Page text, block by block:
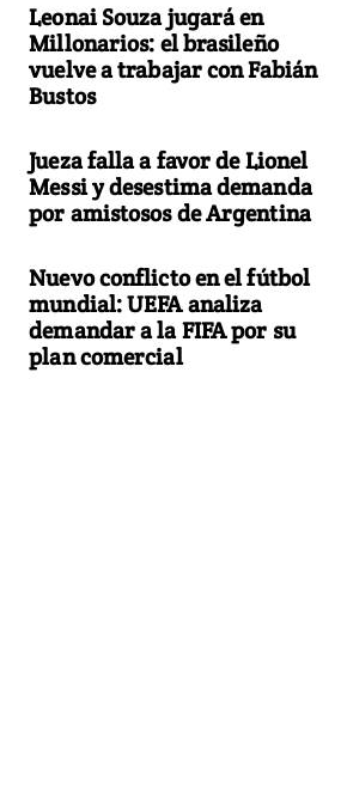
Leonai Souza jugará en
Millonarios: el brasileño
vuelve a trabajar con Fabián
Bustos
Jueza falla a favor de Lionel
Messi y desestima demanda
por amistosos de Argentina
Nuevo conflicto en el fútbol
mundial: UEFA analiza
demandar a la FIFA por su
plan comercial